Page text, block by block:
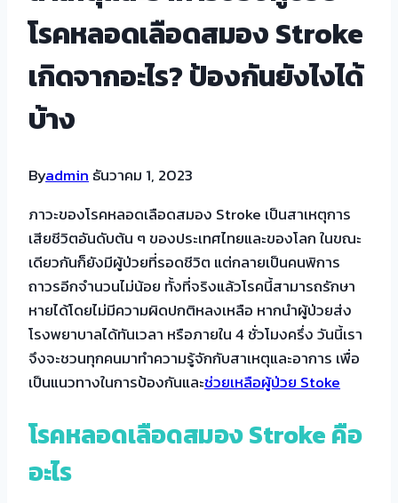
โรคหลอดเลือดสมอง Stroke
เกิดจากอะไร? ป้องกันยังไงได้
บ้าง
Byadminธันวาคม 1, 2023
ภาวะของโรคหลอดเลือดสมอง Stroke เป็นสาเหตุการ
เสียชีวิตอันดับต้น ๆ ของประเทศไทยและของโลก ในขณะ
เดียวกันก็ยังมีผู้ป่วยที่รอดชีวิต แต่กลายเป็นคนพิการ
ถาวรอีกจำนวนไม่น้อย ทั้งที่จริงแล้วโรคนี้สามารถรักษา
หายได้โดยไม่มีความผิดปกติหลงเหลือ หากนำผู้ป่วยส่ง
โรงพยาบาลได้ทันเวลา หรือภายใน 4 ชั่วโมงครึ่ง วันนี้เรา
จึงจะชวนทุกคนมาทำความรู้จักกับสาเหตุและอาการ เพื่อ
เป็นแนวทางในการป้องกันและช่วยเหลือผู้ป่วย Stoke
โรคหลอดเลือดสมองStroke คือ
อะไร